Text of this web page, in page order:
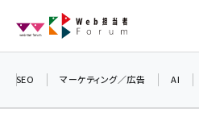
ン
SEO マーケティング／広告 AI